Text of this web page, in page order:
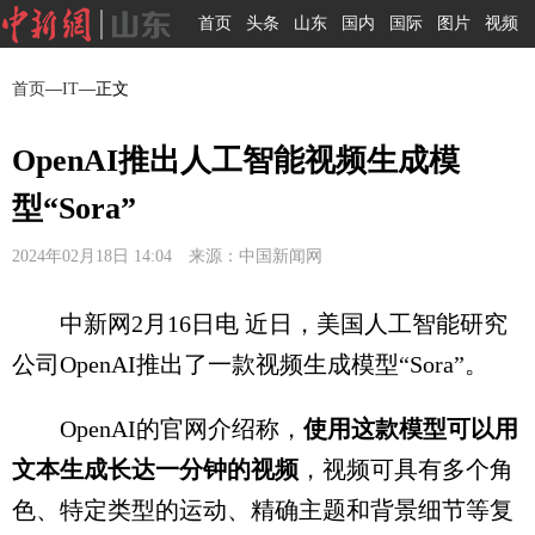
首页 头条 山东 国内 国际 图片 视频
首页—IT—正文
OpenAI推出人工智能视频生成模
型“Sora”
2024年02月18日 14:04 来源：中国新闻网
中新网2月16日电 近日，美国人工智能研究
公司OpenAI推出了一款视频生成模型“Sora”。
OpenAI的官网介绍称， 使用这款模型可以用
文本生成长达一分钟的视频 ，视频可具有多个角
色、特定类型的运动、精确主题和背景细节等复